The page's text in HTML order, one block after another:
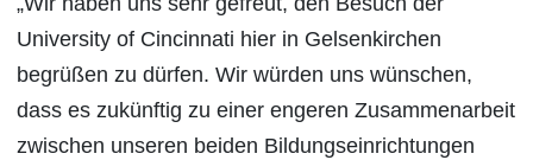
University of Cincinnati hier in Gelsenkirchen
begrüßen zu dürfen. Wir würden uns wünschen,
dass es zukünftig zu einer engeren Zusammenarbeit
zwischen unseren beiden Bildungseinrichtungen